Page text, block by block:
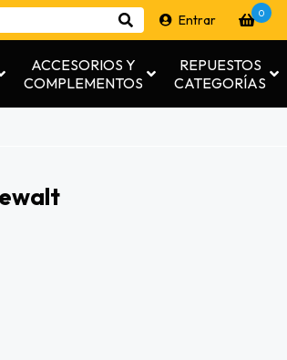
Entrar 0
ACCESORIOS Y
COMPLEMENTOS
REPUESTOS
CATEGORÍAS